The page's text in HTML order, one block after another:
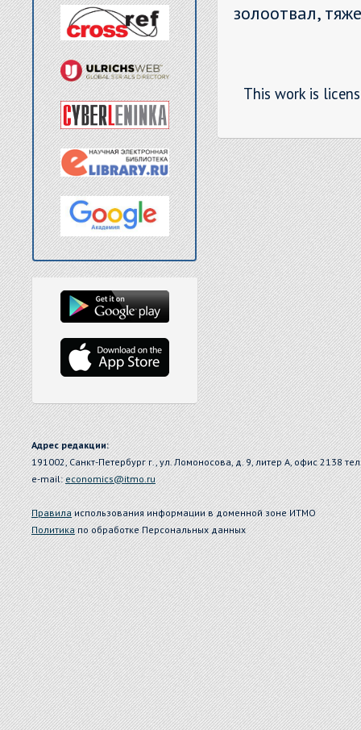
золоотвал,
This work is
Адрес редакции:
191002, Санкт-Петербург г., ул. Ломоносова, д. 9, литер А, офис 2138
e-mail:economics@itmo.ru
Правилаиспользования информации в доменной зоне ИТМО
Политикапо обработке Персональных данных